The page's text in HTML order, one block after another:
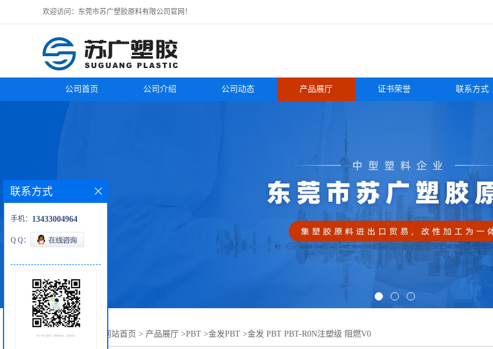
欢迎访问：东莞市苏广塑胶原料有限公司官网！
公司首页 公司介绍 公司动态 产品展厅 证书荣誉 联系方式
您当前的位置： 网站首页 > 产品展厅 >PBT >金发PBT >金发 PBT PBT-R0N注塑级 阻燃V0
联系方式
手机： 13433004964
Q Q：